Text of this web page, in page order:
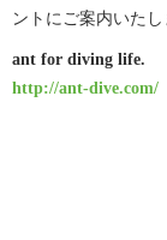
ントにご案内いたし
ant for diving life.
http://ant-dive.com/